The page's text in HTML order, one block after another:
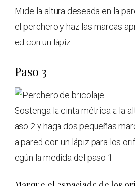
Mide la altura deseada en la
el perchero y haz las marcas
ed con un lápiz.
Paso 3
Sostenga la cinta métrica a la
aso 2 y haga dos pequeñas
a pared con un lápiz para los
egún la medida del paso 1